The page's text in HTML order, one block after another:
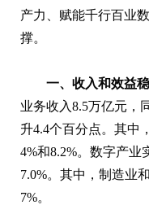
产力、赋能千行百业
撑。
一、收入和效益稳
业务收入8.5万亿元，
升4.4个百分点。其中
4%和8.2%。数字产业
7.0%。其中，制造业
7%。